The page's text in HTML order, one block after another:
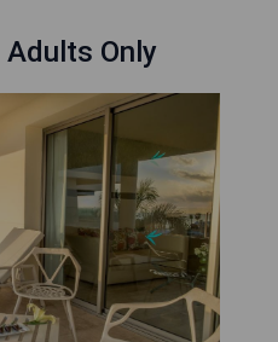
Adults Only